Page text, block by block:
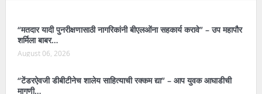
“मतदार यादी पुनरीक्षणासाठी नागरिकांनी बीएलओंना सहकार्य करावे” – उप महापौर
शर्मिला बाबर…
August 06, 2026
“टेंडरऐवजी डीबीटीनेच शालेय साहित्याची रक्कम द्या” – आप युवक आघाडीची
मागणी…